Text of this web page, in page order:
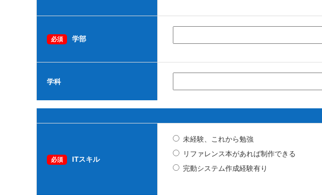
必須 学部
学科
必須 ITスキル
未経験、これから勉強
リファレンス本があれば制作できる
完動システム作成経験有り